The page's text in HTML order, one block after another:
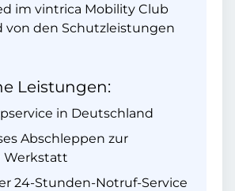
im vintrica Mobility Club
von den Schutzleistungen
Leistungen:
in Deutschland
Abschleppen zur
Werkstatt
24-Stunden-Notruf-Service